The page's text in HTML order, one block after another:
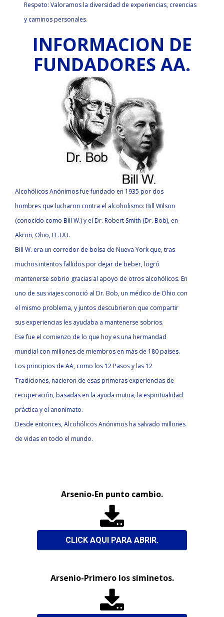
Respeto: Valoramos la diversidad de experiencias, creencias
y caminos personales.
INFORMACION DE
FUNDADORES AA.
Alcohólicos Anónimos fue fundado en 1935 por dos
hombres que lucharon contra el alcoholismo: Bill Wilson
(conocido como Bill W.) y el Dr. Robert Smith (Dr. Bob), en
Akron, Ohio, EE.UU.
Bill W. era un corredor de bolsa de Nueva York que, tras
muchos intentos fallidos por dejar de beber, logró
mantenerse sobrio gracias al apoyo de otros alcohólicos. En
uno de sus viajes conoció al Dr. Bob, un médico de Ohio con
el mismo problema, y juntos descubrieron que compartir
sus experiencias les ayudaba a mantenerse sobrios.
Ese fue el comienzo de lo que hoy es una hermandad
mundial con millones de miembros en más de 180 países.
Los principios de AA, como los 12 Pasos y las 12
Tradiciones, nacieron de esas primeras experiencias de
recuperación, basadas en la ayuda mutua, la espiritualidad
práctica y el anonimato.
Desde entonces, Alcohólicos Anónimos ha salvado millones
de vidas en todo el mundo.
Arsenio-En punto cambio.

CLICK AQUI PARA ABRIR.
Arsenio-Primero los siminetos.
